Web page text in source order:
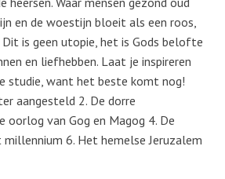
en de woestijn bloeit als een roos,
is geen utopie, het is Gods belofte
en liefhebben. Laat je inspireren
studie, want het beste komt nog!
aangesteld 2. De dorre
oorlog van Gog en Magog 4. De
6. Het hemelse Jeruzalem